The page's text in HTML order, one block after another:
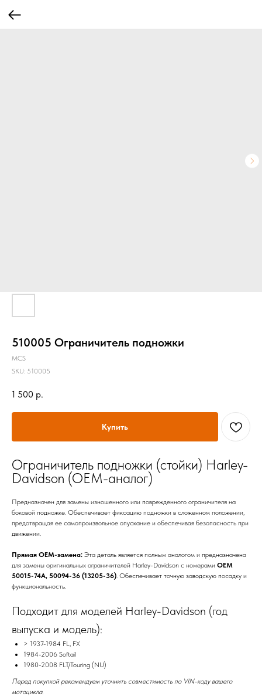
510005 Ограничитель подножки
MCS
SKU: 510005
1 500 р.
Купить
Ограничитель подножки (стойки) Harley-
Davidson (OEM-аналог)
Предназначен для замены изношенного или поврежденного ограничителя на
боковой подножке. Обеспечивает фиксацию подножки в сложенном положении,
предотвращая ее самопроизвольное опускание и обеспечивая безопасность при
движении.
Прямая OEM-замена: Эта деталь является полным аналогом и предназначена
для замены оригинальных ограничителей Harley-Davidson с номерами OEM
50015-74A, 50094-36 (13205-36). Обеспечивает точную заводскую посадку и
функциональность.
Подходит для моделей Harley-Davidson (год
выпуска и модель):
> 1937-1984 FL, FX
1984-2006 Softail
1980-2008 FLT/Touring (NU)
Перед покупкой рекомендуем уточнить совместимость по VIN-коду вашего
мотоцикла.